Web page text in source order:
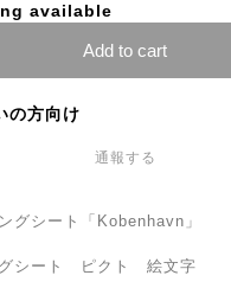
available
Add to cart
の方向け
通報する
グシート「Kobenhavn」
シート ピクト 絵文字